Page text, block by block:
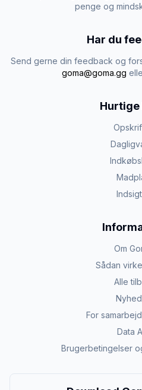
penge og
Har du
Send gerne din feedback og
goma@goma.gg
Hurtige
Om
Sådan
Alle
For
Data
Brugerbetingelser